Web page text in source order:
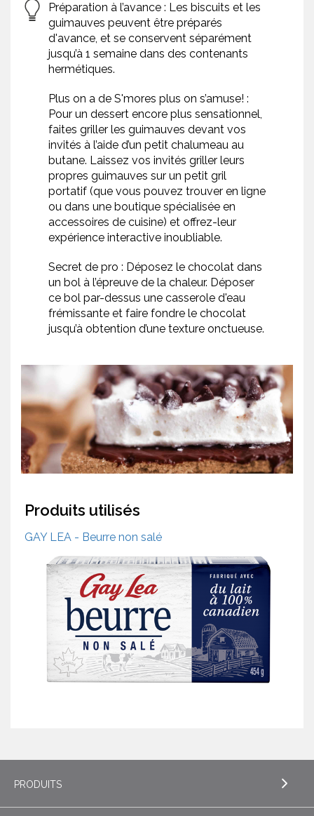
Préparation à l’avance : Les biscuits et les
guimauves peuvent être préparés
d'avance, et se conservent séparément
jusqu’à 1 semaine dans des contenants
hermétiques.
Plus on a de S'mores plus on s’amuse! :
Pour un dessert encore plus sensationnel,
faites griller les guimauves devant vos
invités à l’aide d’un petit chalumeau au
butane. Laissez vos invités griller leurs
propres guimauves sur un petit gril
portatif (que vous pouvez trouver en ligne
ou dans une boutique spécialisée en
accessoires de cuisine) et offrez-leur
expérience interactive inoubliable.
Secret de pro : Déposez le chocolat dans
un bol à l’épreuve de la chaleur. Déposer
ce bol par-dessus une casserole d'eau
frémissante et faire fondre le chocolat
jusqu’à obtention d’une texture onctueuse.
Produits utilisés
GAY LEA - Beurre non salé
PRODUITS